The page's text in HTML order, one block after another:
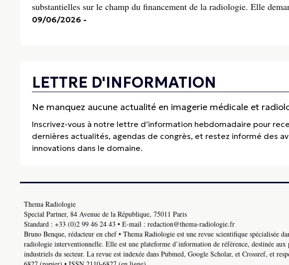
substantielles sur le champ du financement de la radiologie. Elle
09/06/2026 -
LETTRE D'INFORMATION
Ne manquez aucune actualité en imagerie médicale et
Inscrivez-vous à notre lettre d’information hebdomadaire pour
dernières actualités, agendas de congrès, et restez informé des
innovations dans le domaine.
Thema Radiologie
Special Partner, 84 Avenue de la République, 75011 Paris
Standard : +33 (0)2 99 46 24 43 • E-mail : redaction@thema-radiologie.fr
Bruno Benque, rédacteur en chef • Thema Radiologie est une revue scientifique spécialisée
radiologie interventionnelle. Elle est une plateforme d’information de référence, destinée aux
industriels du secteur. La revue est indexée dans Pubmed, Google Scholar, et Crossref, et